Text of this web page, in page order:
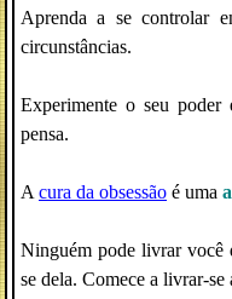
Aprenda a se controlar
circunstâncias.
Experimente o seu
pensa.
A cura da obsessão é uma
Ninguém pode livrar você
se dela. Comece a livrar-